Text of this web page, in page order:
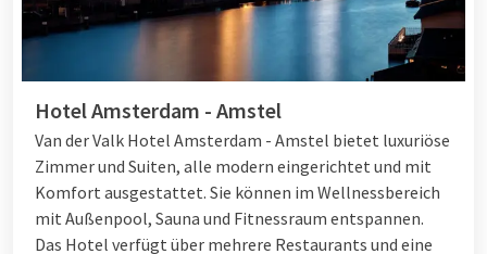
Hotel Amsterdam - Amstel
Van der Valk Hotel Amsterdam - Amstel bietet luxuriöse
Zimmer und Suiten, alle modern eingerichtet und mit
Komfort ausgestattet. Sie können im Wellnessbereich
mit Außenpool, Sauna und Fitnessraum entspannen.
Das Hotel verfügt über mehrere Restaurants und eine